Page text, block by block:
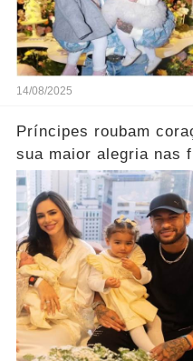
14/08/2025
Príncipes roubam
sua maior alegria nas
mais!